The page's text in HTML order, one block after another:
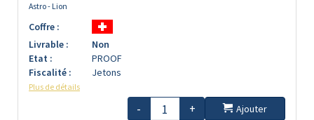
Astro - Lion
Coffre :
Livrable :
Non
Etat :
PROOF
Fiscalité :
Jetons
Plus de détails
- + Ajouter